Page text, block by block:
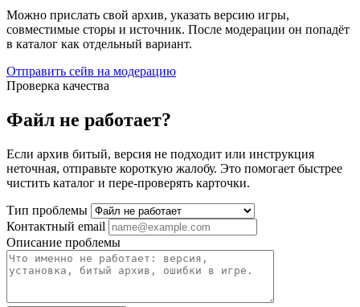
Можно прислать свой архив, указать версию игры,
совместимые сторы и источник. После модерации он попадёт
в каталог как отдельный вариант.
Отправить сейв на модерацию
Проверка качества
Файл не работает?
Если архив битый, версия не подходит или инструкция
неточная, отправьте короткую жалобу. Это помогает быстрее
чистить каталог и пере-проверять карточки.
Тип проблемы
Контактный email
Описание проблемы